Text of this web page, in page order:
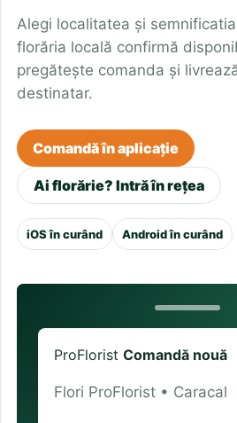
Alegi localitatea și
florăria locală confirmă
pregătește comanda și
destinatar.
Comandă în aplicație
Ai florărie? Intră în rețea
iOS în curând Android în curând
ProFlorist Comandă nouă
Flori ProFlorist • Caracal